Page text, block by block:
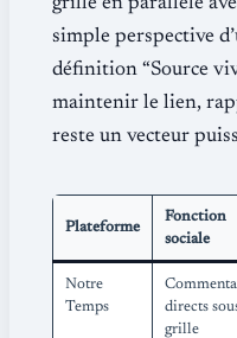
grille en parallèle
simple perspective
définition “Source
maintenir le lien,
reste un vecteur
Plateforme
Fonction
sociale
Notre
Temps
directs
grille